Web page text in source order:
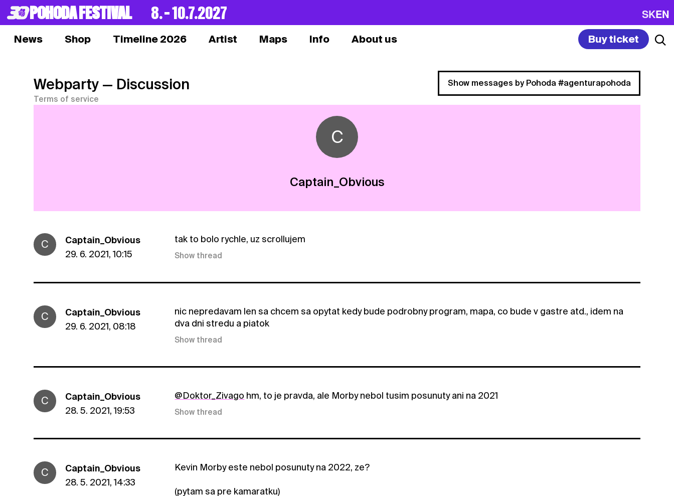
POHODA FESTIVAL 8. – 10.7.2027 SKEN
News Shop Timeline 2026 Artist Maps Info About us Buy ticket
Webparty — Discussion
Terms of service
Show messages by Pohoda #agenturapohoda
C
Captain_Obvious
C
Captain_Obvious
29. 6. 2021, 10:15
tak to bolo rychle, uz scrollujem
Show thread
C
Captain_Obvious
29. 6. 2021, 08:18
nic nepredavam len sa chcem sa opytat kedy bude podrobny program, mapa, co bude v gastre atd., idem na
dva dni stredu a piatok
Show thread
C
Captain_Obvious
28. 5. 2021, 19:53
@Doktor_Zivago hm, to je pravda, ale Morby nebol tusim posunuty ani na 2021
Show thread
C
Captain_Obvious
28. 5. 2021, 14:33
Kevin Morby este nebol posunuty na 2022, ze?
(pytam sa pre kamaratku)